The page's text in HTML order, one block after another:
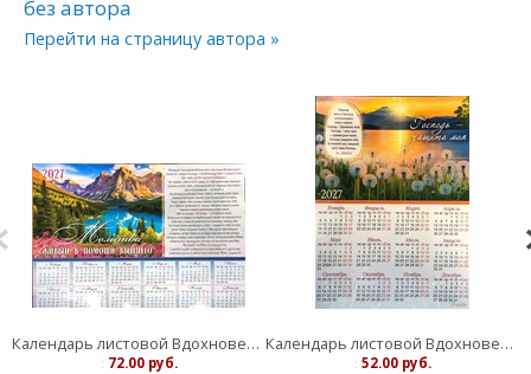
без автора
Перейти на страницу автора »
Календарь листовой Вдохновение "Живый в помощи Вышнего"средний
: 72.00 руб.
Календарь листовой Вдохновение "Господь - защите моя" малый
: 52.00 руб.